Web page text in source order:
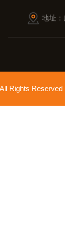
地址
Rights